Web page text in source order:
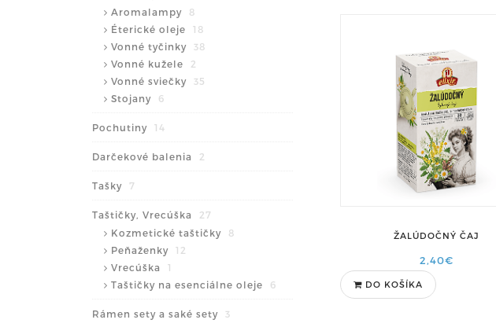
Aromalampy
8
Éterické oleje
18
Vonné tyčinky
38
Vonné kužele
2
Vonné sviečky
35
Stojany
6
Pochutiny 14
Darčekové balenia 2
Tašky 7
Taštičky, Vrecúška
27
Kozmetické taštičky
8
Peňaženky
12
Vrecúška
1
Taštičky na esenciálne oleje
6
Rámen sety a saké sety 3
ŽALÚDOČNÝ ČAJ
2,40€
DO KOŠÍKA